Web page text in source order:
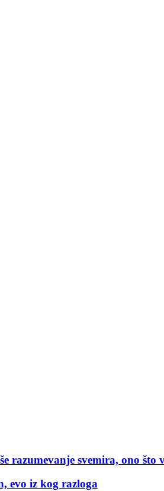
svemira, ono što
evo iz kog razloga